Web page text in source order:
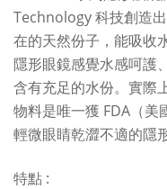
Technology 科技創造
在的天然份子，能吸收
隱形眼鏡感覺水感呵護
含有充足的水份。 實際
物料是唯一獲 FDA（美
輕微眼睛乾澀不適的隱
特點 :